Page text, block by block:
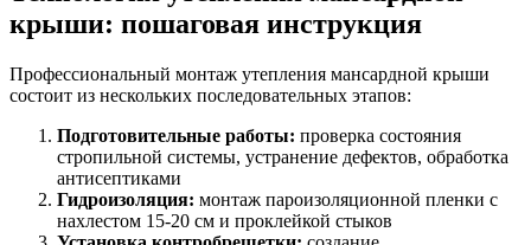
крыши: пошаговая инструкция
Профессиональный монтаж утепления мансардной крыши
состоит из нескольких последовательных этапов:
Подготовительные работы: проверка состояния
стропильной системы, устранение дефектов, обработка
антисептиками
Гидроизоляция: монтаж пароизоляционной пленки с
нахлестом 15-20 см и проклейкой стыков